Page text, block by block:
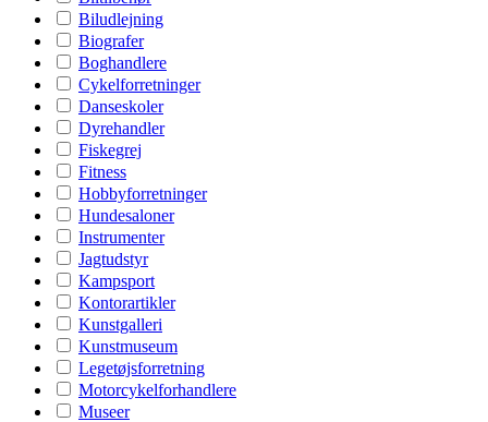
Biludlejning
Biografer
Boghandlere
Cykelforretninger
Danseskoler
Dyrehandler
Fiskegrej
Fitness
Hobbyforretninger
Hundesaloner
Instrumenter
Jagtudstyr
Kampsport
Kontorartikler
Kunstgalleri
Kunstmuseum
Legetøjsforretning
Motorcykelforhandlere
Museer